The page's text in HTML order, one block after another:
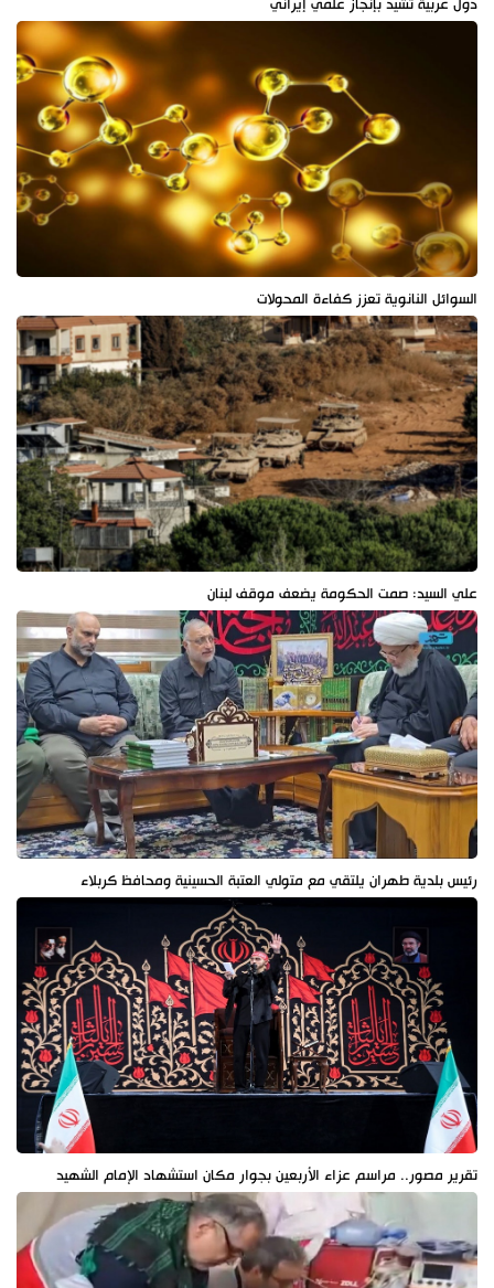
دول عربية تشيد بإنجاز علمي إيراني
السوائل النانوية تعزز كفاءة المحولات
علي السيد: صمت الحكومة يضعف موقف لبنان
رئيس بلدية طهران يلتقي مع متولي العتبة الحسينية ومحافظ كربلاء
تقرير مصور.. مراسم عزاء الأربعين بجوار مكان استشهاد الإمام الشهيد